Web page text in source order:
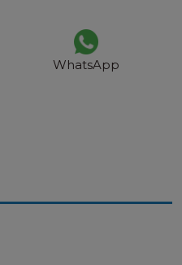
WhatsApp